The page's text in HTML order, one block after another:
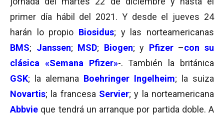
primer día hábil del 2021. Y desde el jueves 24
harán lo propio Biosidus; y las norteamericanas
BMS; Janssen; MSD; Biogen; y Pfizer –con su
clásica «Semana Pfizer»-. También la británica
GSK; la alemana Boehringer Ingelheim; la suiza
Novartis; la francesa Servier; y la norteamericana
Abbvie que tendrá un arranque por partida doble. A